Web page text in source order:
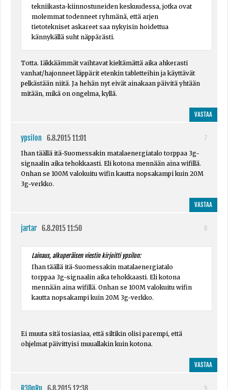
tekniikasta-kiinnostuneiden keskuudessa, jotka ovat
molemmat todenneet ryhmänä, että arjen
tietotekniset askareet saa nykyisin hoidettua
kännykällä suht näppärästi.
Totta. Iäkkäämmät vaihtavat kieltämättä aika ahkerasti
vanhat/hajonneet läppärit etenkin tabletteihin ja käyttävät
pelkästään niitä. Ja hehän nyt eivät ainakaan päivitä yhtään
mitään, mikä on ongelma, kyllä.
VASTAA
ypsilon 6.8.2015 11:01
7
Ihan täällä itä-Suomessakin matalaenergiatalo torppaa 3g-
signaalin aika tehokkaasti. Eli kotona mennään aina wifillä.
Onhan se 100M valokuitu wifin kautta nopsakampi kuin 20M
3g-verkko.
VASTAA
jartar 6.8.2015 11:50 8
Lainaus, alkuperäisen viestin kirjoitti ypsilon:
Ihan täällä itä-Suomessakin matalaenergiatalo
torppaa 3g-signaalin aika tehokkaasti. Eli kotona
mennään aina wifillä. Onhan se 100M valokuitu wifin
kautta nopsakampi kuin 20M 3g-verkko.
Ei muuta sitä tosiasiaa, että siltikin olisi parempi, että
ohjelmat päivittyisi muuallakin kuin kotona.
VASTAA
R3DgRu 6.8.2015 12:38
9